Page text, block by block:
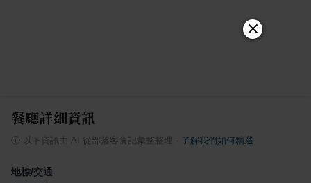
餐廳詳細資訊
以下資訊由 AI 從部落客食記彙整整理 了解我們如何精選
地標/交通